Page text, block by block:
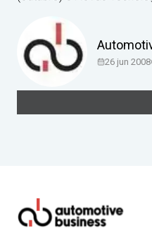
26 jun 2008